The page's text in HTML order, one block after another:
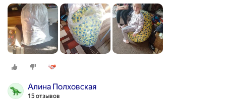
Алина Полховская
15 отзывов